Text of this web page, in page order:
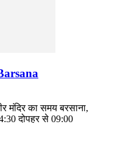
मंदिर का समय बरसाना,
दोपहर से 09:00